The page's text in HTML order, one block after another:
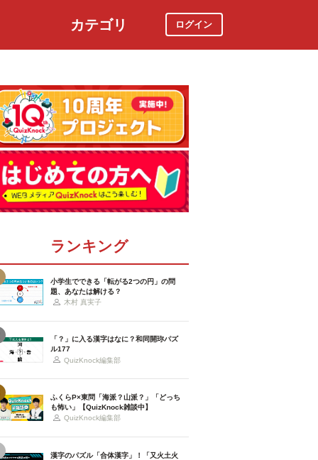
カテゴリ ログイン
ランキング
小学生でできる「転がる2つの円」の問
題、あなたは解ける？
木村 真実子
「？」に入る漢字はなに？和同開珎パズ
ル177
QuizKnock編集部
ふくらP×東問「海派？山派？」「どっち
も怖い」【QuizKnock雑談中】
QuizKnock編集部
漢字のパズル「合体漢字」！「又火土火